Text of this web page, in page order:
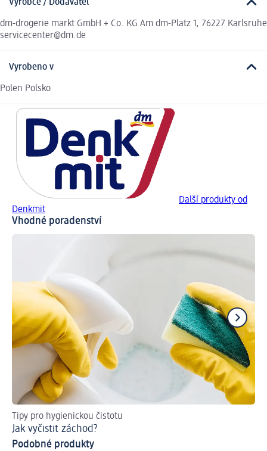
Výrobce / Dodavatel
dm-drogerie markt GmbH + Co. KG Am dm-Platz 1, 76227 Karlsruhe
servicecenter@dm.de
Vyrobeno v
Polen Polsko
Další produkty od
Denkmit
Vhodné poradenství
Tipy pro hygienickou čistotu
Jak vyčistit záchod?
Podobné produkty